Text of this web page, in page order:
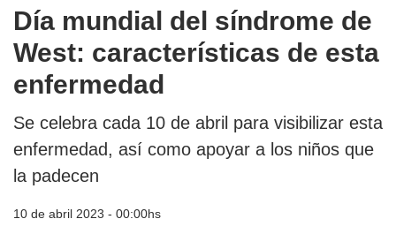
Día mundial del síndrome de
West: características de esta
enfermedad
Se celebra cada 10 de abril para visibilizar esta
enfermedad, así como apoyar a los niños que
la padecen
10 de abril 2023 - 00:00hs